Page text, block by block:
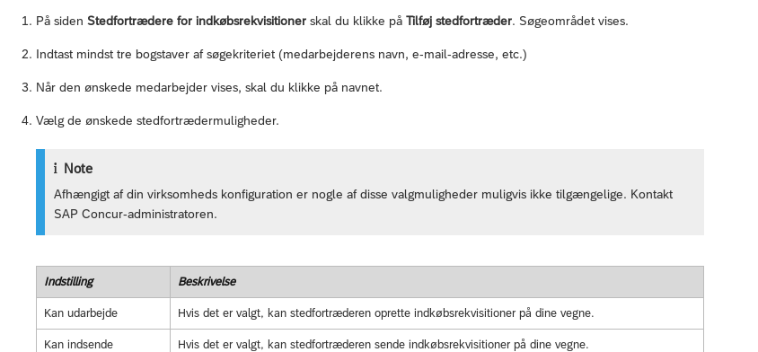
På siden Stedfortrædere for indkøbsrekvisitioner skal du klikke på Tilføj stedfortræder. Søgeområdet vises.
Indtast mindst tre bogstaver af søgekriteriet (medarbejderens navn, e-mail-adresse, etc.)
Når den ønskede medarbejder vises, skal du klikke på navnet.
Vælg de ønskede stedfortrædermuligheder.
Note
Afhængigt af din virksomheds konfiguration er nogle af disse valgmuligheder muligvis ikke tilgængelige. Kontakt
SAP Concur-administratoren.
Indstilling Beskrivelse
Kan udarbejde Hvis det er valgt, kan stedfortræderen oprette indkøbsrekvisitioner på dine vegne.
Kan indsende Hvis det er valgt, kan stedfortræderen sende indkøbsrekvisitioner på dine vegne.